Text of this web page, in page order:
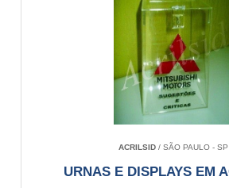
ACRILSID / SÃO PAULO - SP
URNAS E DISPLAYS EM